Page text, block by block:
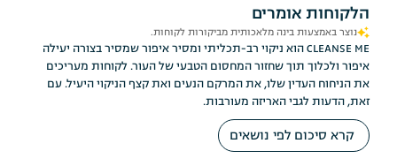
הלקוחות אומרים
נוצר באמצעות בינה מלאכותית מביקורות לקוחות.
CLEANSE ME הוא ניקוי רב-תכליתי ומסיר איפור שמסיר בצורה יעילה
איפור ולכלוך תוך שחזור המחסום הטבעי של העור. לקוחות מעריכים
את הניחוח העדין שלו, את המרקם הנעים ואת קצף הניקוי היעיל. עם
זאת, הדעות לגבי האריזה מעורבות.
קרא סיכום לפי נושאים